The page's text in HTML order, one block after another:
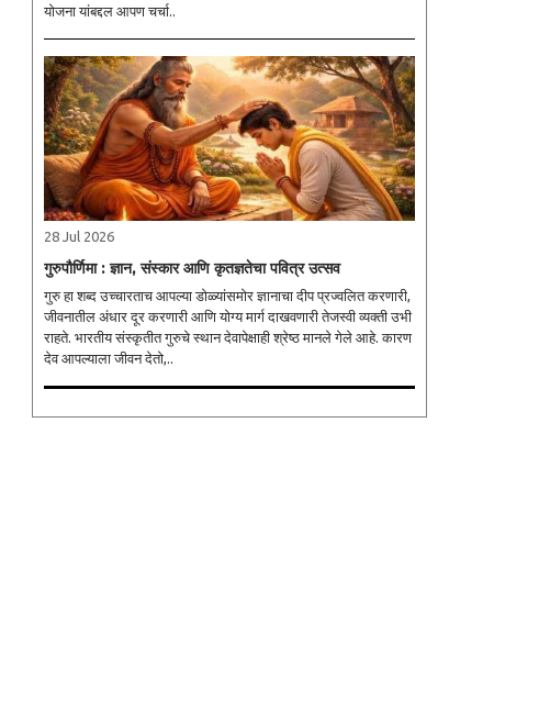
योजना यांबद्दल आपण चर्चा..
28 Jul 2026
गुरुपौर्णिमा : ज्ञान, संस्कार आणि कृतज्ञतेचा पवित्र उत्सव
गुरु हा शब्द उच्चारताच आपल्या डोळ्यांसमोर ज्ञानाचा दीप प्रज्वलित करणारी,
जीवनातील अंधार दूर करणारी आणि योग्य मार्ग दाखवणारी तेजस्वी व्यक्ती उभी
राहते. भारतीय संस्कृतीत गुरुचे स्थान देवापेक्षाही श्रेष्ठ मानले गेले आहे. कारण
देव आपल्याला जीवन देतो,..